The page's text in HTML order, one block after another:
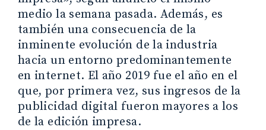
medio la semana pasada. Además, es
también una consecuencia de la
inminente evolución de la industria
hacia un entorno predominantemente
en internet. El año 2019 fue el año en el
que, por primera vez, sus ingresos de la
publicidad digital fueron mayores a los
de la edición impresa.